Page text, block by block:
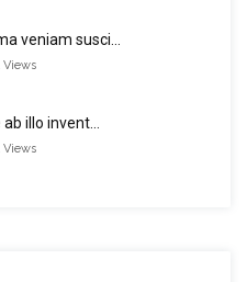
veniam susci…
Views
illo invent…
Views